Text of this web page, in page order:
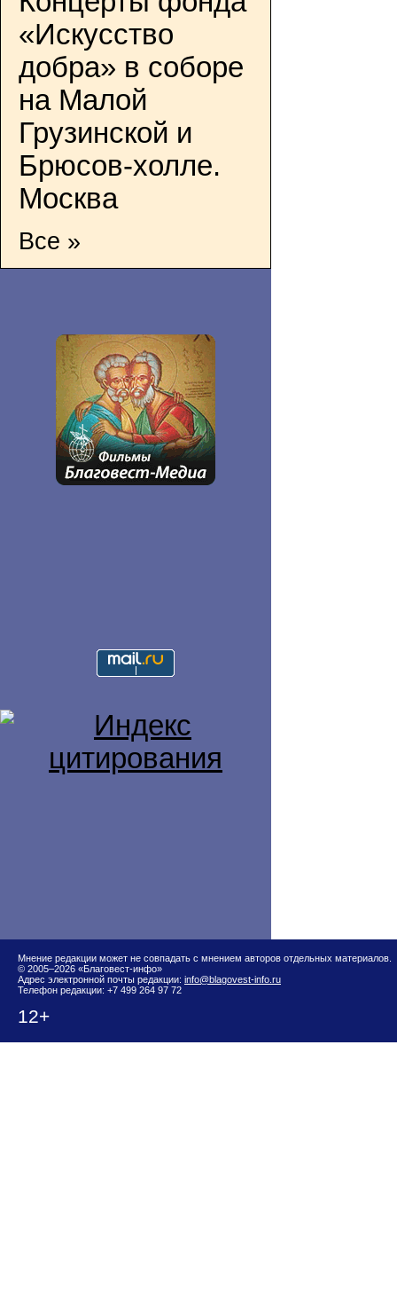
«Искусство
добра» в соборе
на Малой
Грузинской и
Брюсов-холле.
Москва
Все »
Мнение редакции может не совпадать с мнением авторов отдельных материалов.
© 2005–2026 «Благовест-инфо»
Адрес электронной почты редакции: info@blagovest-info.ru
Телефон редакции: +7 499 264 97 72
12+